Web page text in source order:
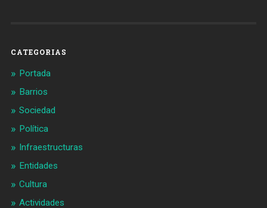
CATEGORIAS
Portada
Barrios
Sociedad
Política
Infraestructuras
Entidades
Cultura
Actividades